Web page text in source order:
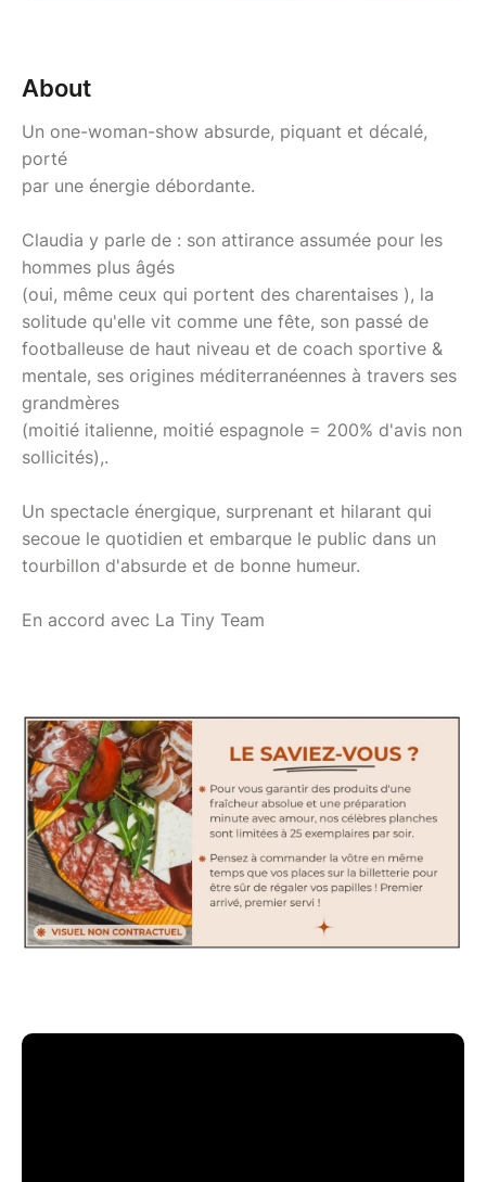
About
Un one-woman-show absurde, piquant et décalé,
porté
par une énergie débordante.
Claudia y parle de : son attirance assumée pour les
hommes plus âgés
(oui, même ceux qui portent des charentaises ), la
solitude qu'elle vit comme une fête, son passé de
footballeuse de haut niveau et de coach sportive &
mentale, ses origines méditerranéennes à travers ses
grandmères
(moitié italienne, moitié espagnole = 200% d'avis non
sollicités),.
Un spectacle énergique, surprenant et hilarant qui
secoue le quotidien et embarque le public dans un
tourbillon d'absurde et de bonne humeur.
En accord avec La Tiny Team